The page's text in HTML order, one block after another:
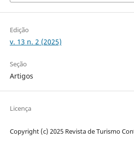
Edição
v. 13 n. 2 (2025)
Seção
Artigos
Licença
Copyright (c) 2025 Revista de Turismo